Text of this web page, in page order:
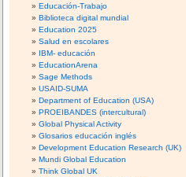
Educación-Trabajo
Biblioteca digital mundial
Education 2025
Salud en escolares
IBM- educación
EducationArena
Sage Methods
USAID-SUMA
Department of Education (USA)
PROEIBANDES (intercultural)
Global Physical Activity
Glosarios educación inglés
Development Education Research (UK)
Mundi Global Education
Think Global UK